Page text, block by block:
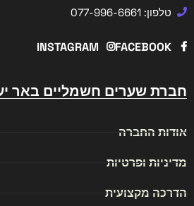
טלפון: 077-996-6661
FACEBOOK
INSTAGRAM
חברת שערים חשמליים באר
אודות החברה
מדיניות ופרטיות
הדרכה מקצועית